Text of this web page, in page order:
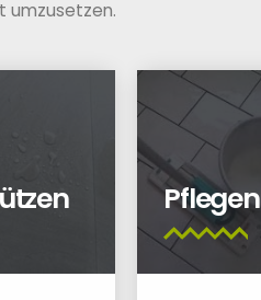
umzusetzen.
Pflegen